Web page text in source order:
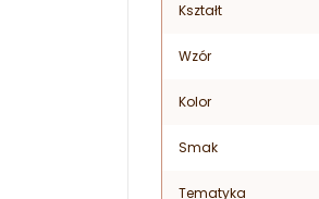
Kształt
Wzór
Kolor
Smak
Tematyka